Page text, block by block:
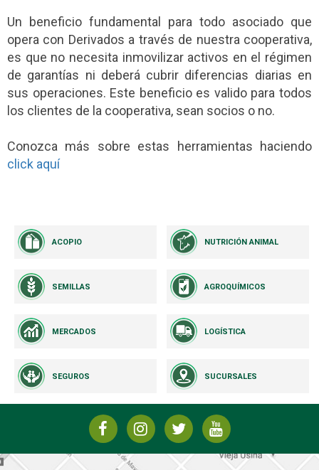
Un beneficio fundamental para todo asociado que
opera con Derivados a través de nuestra cooperativa,
es que no necesita inmovilizar activos en el régimen
de garantías ni deberá cubrir diferencias diarias en
sus operaciones. Este beneficio es valido para todos
los clientes de la cooperativa, sean socios o no.
Conozca más sobre estas herramientas haciendo
click aquí
ACOPIO NUTRICIÓN ANIMAL
SEMILLAS AGROQUÍMICOS
MERCADOS LOGÍSTICA
SEGUROS SUCURSALES